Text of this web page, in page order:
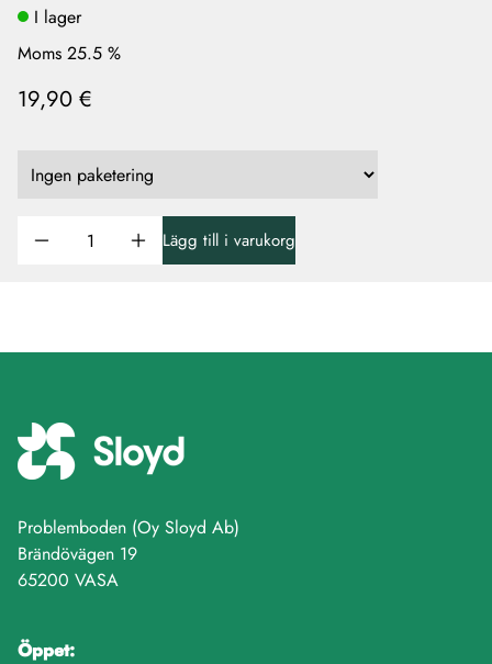
I lager
Moms 25.5 %
19,90 €
Lägg till i varukorg
Problemboden (Oy Sloyd Ab)
Brändövägen 19
65200 VASA
Öppet: